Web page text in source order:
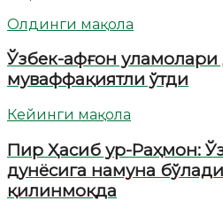
Олдинги мақола
Ўзбек-афғон уламолари
муваффақиятли ўтди
Кейинги мақола
Пир Ҳасиб ур-Раҳмон:
дунёсига намуна
қилинмоқда